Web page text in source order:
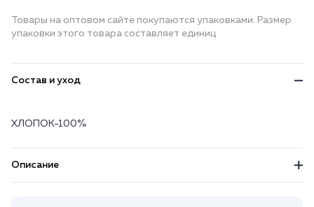
Товары на оптовом сайте покупаются упаковками. Размер
упаковки этого товара составляет единиц
Состав и уход
ХЛОПОК-100%
Описание